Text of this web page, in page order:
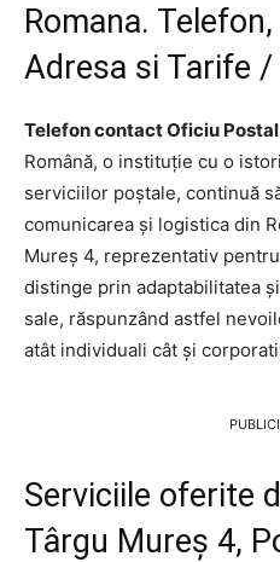
Romana.
Adresa si Tarife
Telefon contact Oficiu
Română, o instituție cu o
serviciilor poștale, continuă
comunicarea și logistica din
Mureş 4, reprezentativ
distinge prin adaptabilitatea
sale, răspunzând astfel
atât individuali cât și
Serviciile oferite
Târgu Mureş 4,